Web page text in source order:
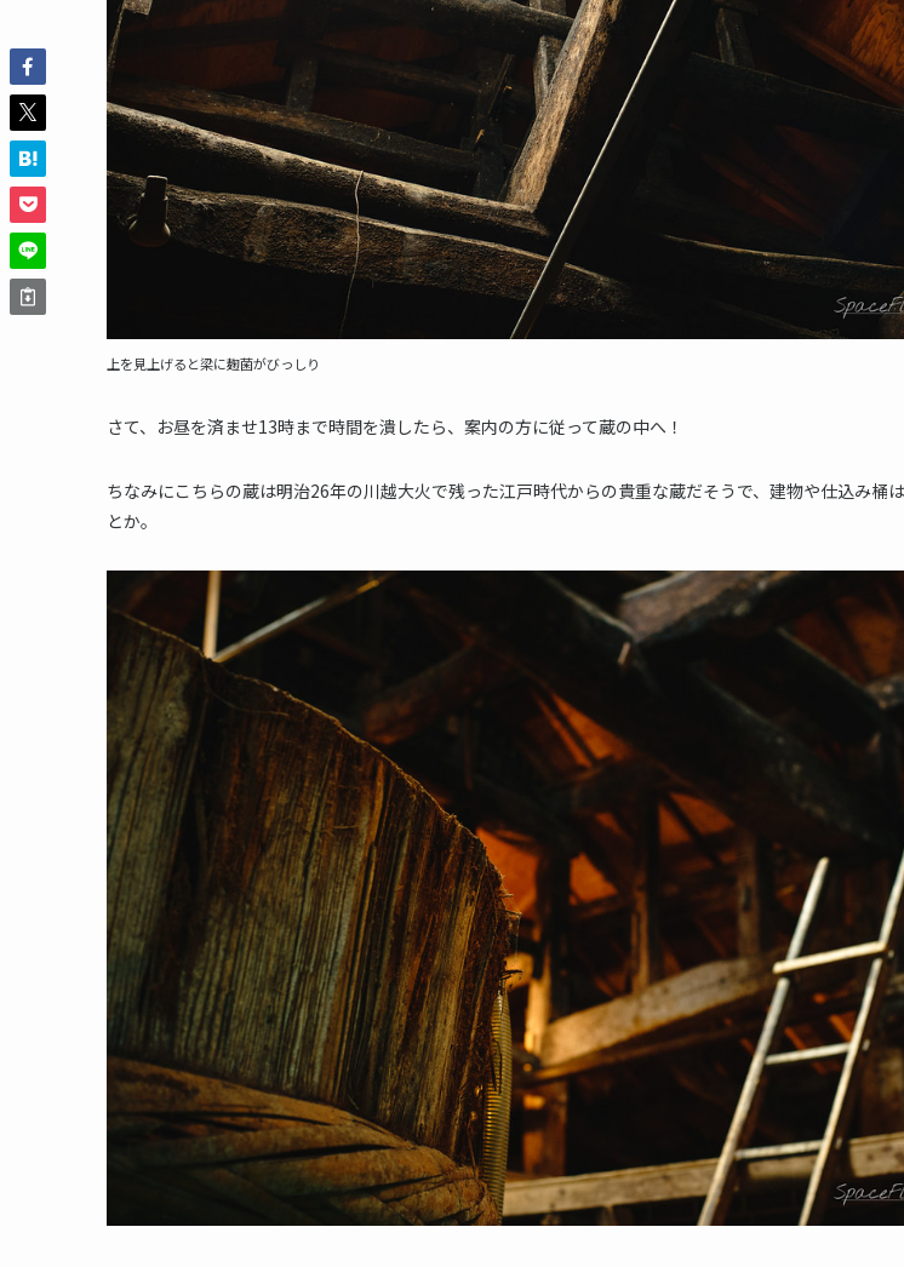
上を見上げると梁に麹菌がびっしり
さて、お昼を済ませ13時まで時間を潰したら、案内の方に従って蔵の中へ！
ちなみにこちらの蔵は明治26年の川越大火で残った江戸時代からの貴重な蔵だそうで、建物や仕込み桶
とか。